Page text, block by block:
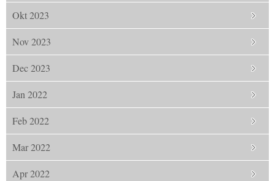
Okt 2023
Nov 2023
Dec 2023
Jan 2022
Feb 2022
Mar 2022
Apr 2022